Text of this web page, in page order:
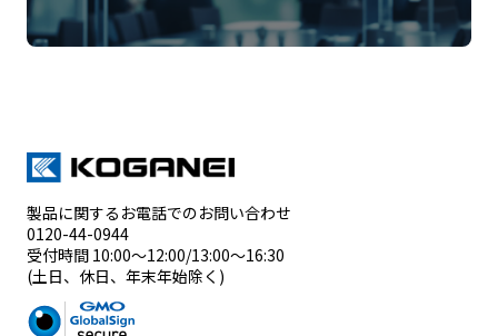
製品に関するお電話でのお問い合わせ
0120-44-0944
受付時間 10:00～12:00/13:00～16:30
(土日、休日、年末年始除く)